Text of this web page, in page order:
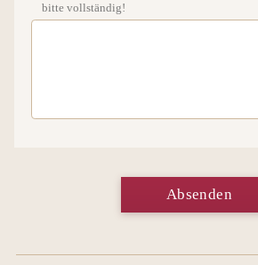
bitte vollständig!
Absenden